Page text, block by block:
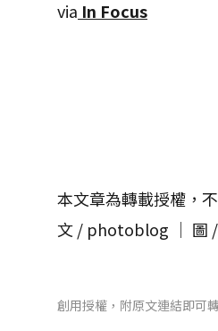
via In Focus
本文章為轉載授權，
文 / photoblog │ 圖 /
創用授權，附原文連結即可